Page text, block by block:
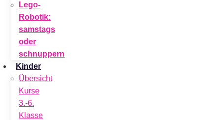
Lego-
Robotik:
samstags
oder
schnuppern
Kinder
Übersicht
Kurse
3.-6.
Klasse